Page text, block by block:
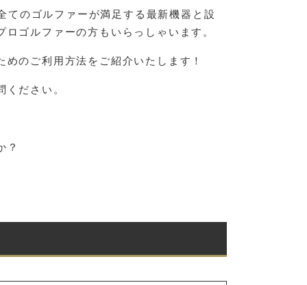
のゴルファーが満足する最新機器と設
ゴルファーの方もいらっしゃいます。
のご利用方法をご紹介いたします！
ださい。
？